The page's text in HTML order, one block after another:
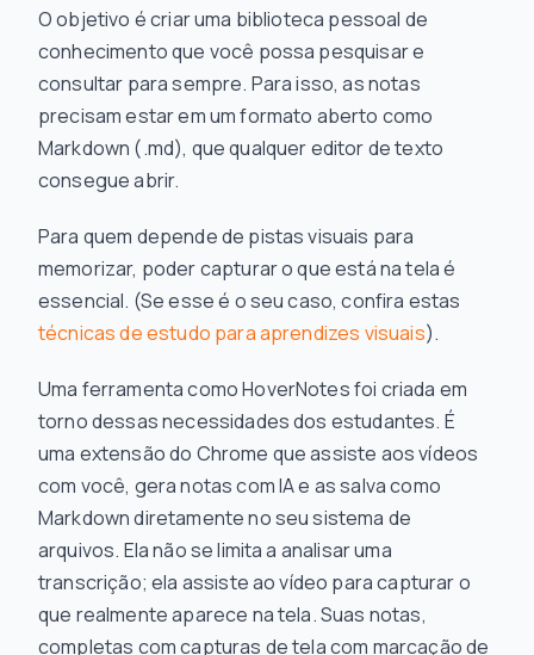
O objetivo é criar uma biblioteca pessoal de
conhecimento que você possa pesquisar e
consultar para sempre. Para isso, as notas
precisam estar em um formato aberto como
Markdown (.md), que qualquer editor de texto
consegue abrir.
Para quem depende de pistas visuais para
memorizar, poder capturar o que está na tela é
essencial. (Se esse é o seu caso, confira estas
técnicas de estudo para aprendizes visuais).
Uma ferramenta como HoverNotes foi criada em
torno dessas necessidades dos estudantes. É
uma extensão do Chrome que assiste aos vídeos
com você, gera notas com IA e as salva como
Markdown diretamente no seu sistema de
arquivos. Ela não se limita a analisar uma
transcrição; ela assiste ao vídeo para capturar o
que realmente aparece na tela. Suas notas,
completas com capturas de tela com marcação de